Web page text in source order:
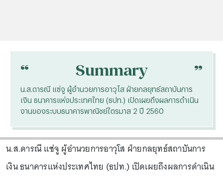
“ Summary “
น.ส.ดารณี แซ่จู ผู้อำนวยการอาวุโส ฝ่ายกลยุทธ์สถาบันการ
เงิน ธนาคารแห่งประเทศไทย (ธปท.) เปิดเผยถึงผลการดำเนิน
งานของระบบธนาคารพาณิชย์ไตรมาส 2 ปี 2560
น.ส.ดารณี แซ่จู ผู้อำนวยการอาวุโส ฝ่ายกลยุทธ์สถาบันการ
เงิน ธนาคารแห่งประเทศไทย (ธปท.) เปิดเผยถึงผลการดำเนิน